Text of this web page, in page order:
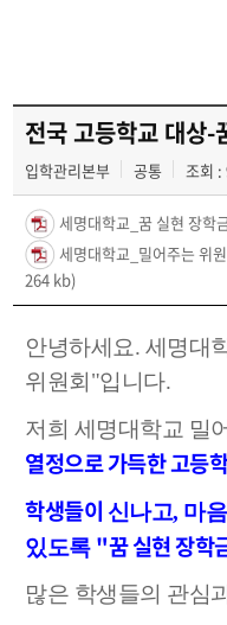
전국 고등학교 대상-
입학관리본부 공통 조회 :
세명대학교_꿈 실현 장학
세명대학교_밀어주는 위
264 kb)
안녕하세요. 세명대
위원회"입니다.
저희 세명대학교 밀
열정으로 가득한 고등
학생들이 신나고, 마
있도록 "꿈 실현 장학
많은 학생들의 관심